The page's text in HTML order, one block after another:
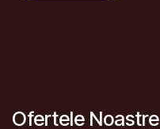
Ofertele Noastre